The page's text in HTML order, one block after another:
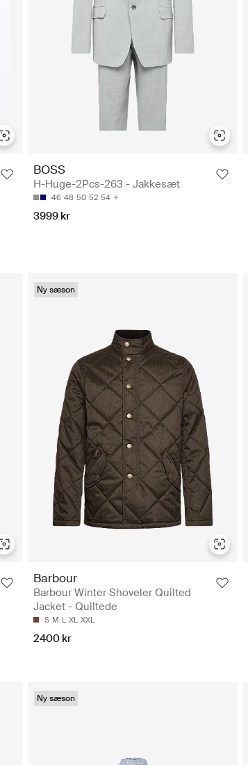
BOSS
H-Huge-2Pcs-263 - Jakkesæt
46 48 50 52 54
3999 kr
Ny sæson
Barbour
Barbour Winter Shoveler Quilted
Jacket - Quiltede
S M L XL XXL
2400 kr
Ny sæson